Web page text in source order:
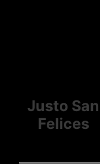
Justo San
Felices